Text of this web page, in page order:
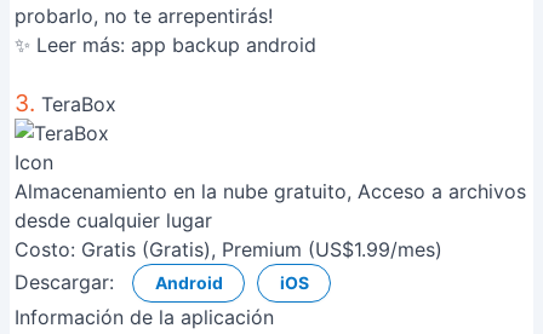
probarlo, no te arrepentirás!
✨ Leer más: app backup android
3. TeraBox
Almacenamiento en la nube gratuito, Acceso a archivos
desde cualquier lugar
Costo: Gratis (Gratis), Premium (US$1.99/mes)
Descargar:
Android iOS
Información de la aplicación